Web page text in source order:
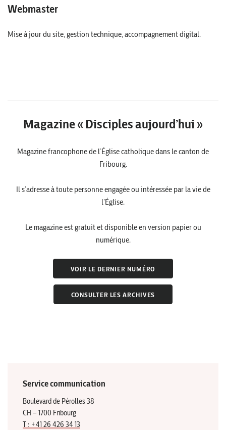
Webmaster
Mise à jour du site, gestion technique, accompagnement digital.
Magazine « Disciples aujourd’hui »
Magazine francophone de l’Église catholique dans le canton de
Fribourg.
Il s’adresse à toute personne engagée ou intéressée par la vie de
l’Église.
Le magazine est gratuit et disponible en version papier ou
numérique.
VOIR LE DERNIER NUMÉRO
CONSULTER LES ARCHIVES
Service communication
Boulevard de Pérolles 38
CH – 1700 Fribourg
T : +41 26 426 34 13